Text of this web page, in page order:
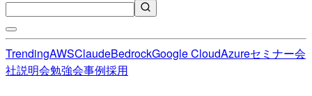
TrendingAWSClaudeBedrockGoogle CloudAzureセミナー会
社説明会勉強会事例採用